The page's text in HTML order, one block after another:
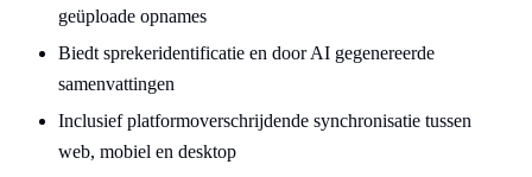
geüploade opnames
Biedt sprekeridentificatie en door AI gegenereerde
samenvattingen
Inclusief platformoverschrijdende synchronisatie tussen
web, mobiel en desktop